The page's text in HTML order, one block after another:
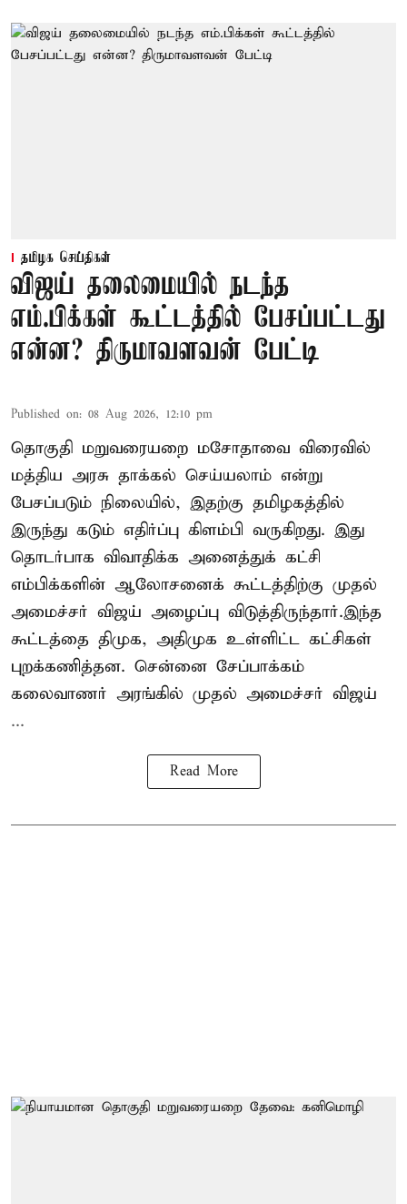
தமிழக செய்திகள்
விஜய் தலைமையில் நடந்த
எம்.பிக்கள் கூட்டத்தில் பேசப்பட்டது
என்ன? திருமாவளவன் பேட்டி
Published on: 08 Aug 2026, 12:10 pm
தொகுதி மறுவரையறை மசோதாவை விரைவில்
மத்திய அரசு தாக்கல் செய்யலாம் என்று
பேசப்படும் நிலையில், இதற்கு தமிழகத்தில்
இருந்து கடும் எதிர்ப்பு கிளம்பி வருகிறது. இது
தொடர்பாக விவாதிக்க அனைத்துக் கட்சி
எம்பிக்களின் ஆலோசனைக் கூட்டத்திற்கு முதல்
அமைச்சர் விஜய் அழைப்பு விடுத்திருந்தார்.இந்த
கூட்டத்தை திமுக, அதிமுக உள்ளிட்ட கட்சிகள்
புறக்கணித்தன. சென்னை சேப்பாக்கம்
கலைவாணர் அரங்கில் முதல் அமைச்சர் விஜய்
...
Read More